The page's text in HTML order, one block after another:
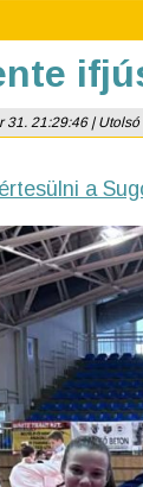
31. 21:29:46 |
a